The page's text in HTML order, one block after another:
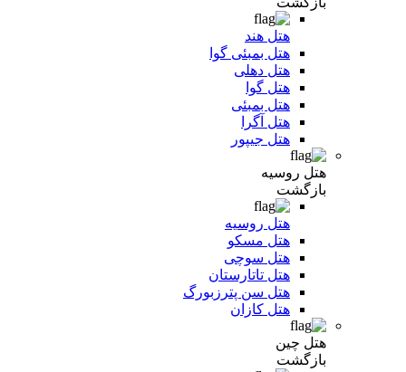
هتل هند
هتل بمبئی گوا
هتل دهلی
هتل گوا
هتل بمبئی
هتل آگرا
هتل جیپور
هتل روسیه
بازگشت
هتل روسیه
هتل مسکو
هتل سوچی
هتل تاتارستان
هتل سن پترزبورگ
هتل کازان
هتل چین
بازگشت